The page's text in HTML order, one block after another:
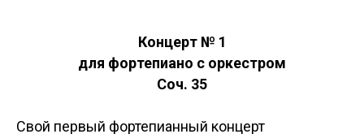
Концерт № 1
для фортепиано с оркестром
Соч. 35
Свой первый фортепианный концерт